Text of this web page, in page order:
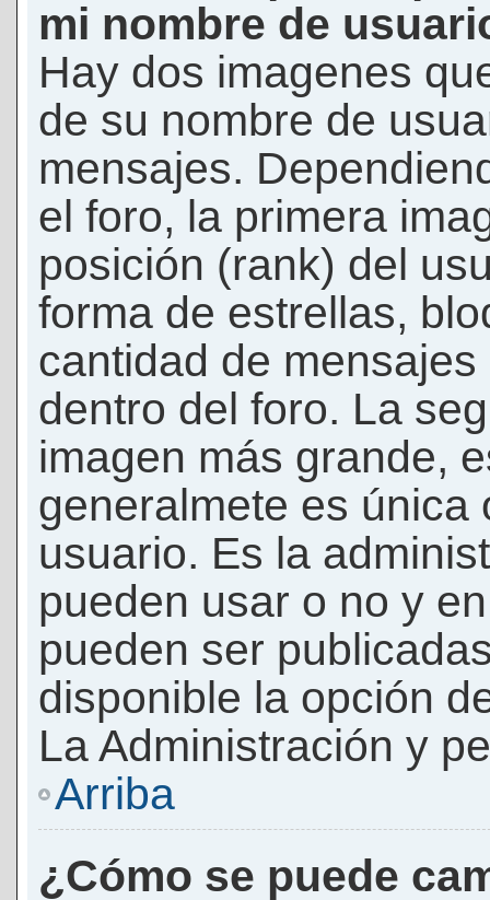
mi nombre de
Hay dos imagenes
de su nombre de
mensajes.
el foro, la primera
posición (rank) del
forma de estrellas,
cantidad de
dentro del foro. La
imagen más grande,
generalmete es única
usuario. Es la
pueden usar o no y
pueden ser
disponible la opción
La Administración y
Arriba
¿Cómo se puede